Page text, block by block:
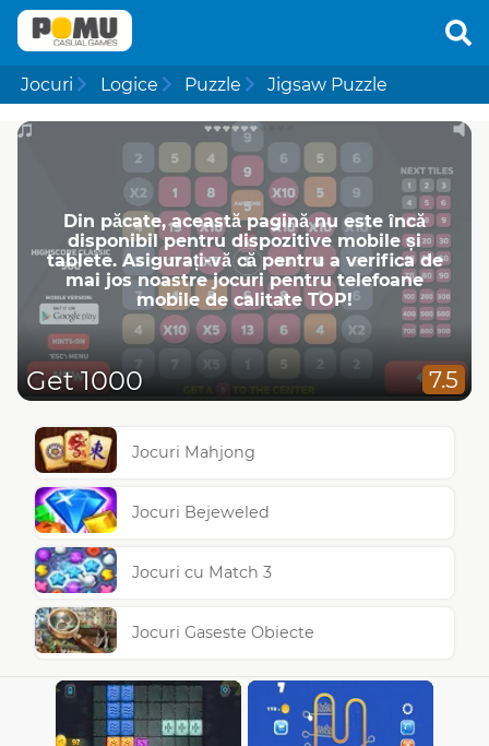
Jocuri Logice Puzzle Jigsaw Puzzle
Din păcate, această pagină nu este încă
disponibil pentru dispozitive mobile și
tablete. Asigurați-vă că pentru a verifica de
mai jos noastre jocuri pentru telefoane
mobile de calitate TOP!
Get 1000 7.5
Jocuri Mahjong
Jocuri Bejeweled
Jocuri cu Match 3
Jocuri Gaseste Obiecte